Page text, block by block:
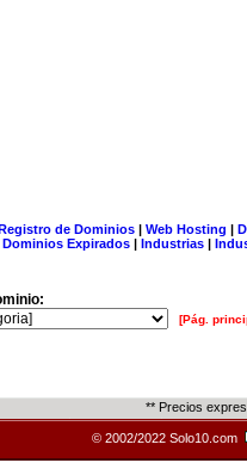
de Dominios| Web Hosting |
Dominios Expirados | Industrias |
[Pág.
** Precios
© 2002/2022 Solo10.com